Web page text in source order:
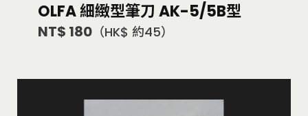
OLFA 細緻型筆刀 AK-5/5B型
NT$ 180 （HK$ 約45）